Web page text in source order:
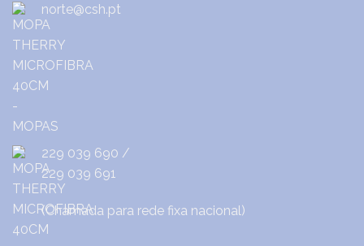
norte@csh.pt
229 039 690 /
229 039 691
(Chamada para rede fixa nacional)